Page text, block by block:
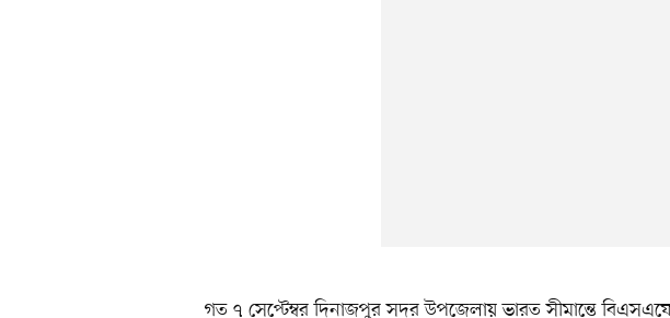
গত ৭ সেপ্টেম্বর দিনাজপুর সদর উপজেলায় ভারত সীমান্তে